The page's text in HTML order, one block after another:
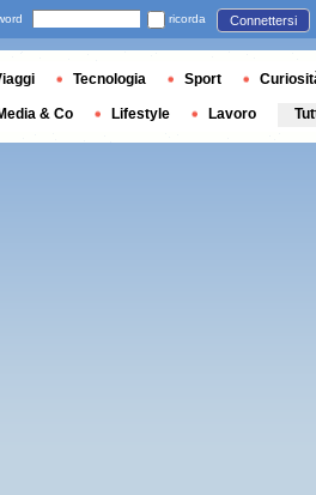
ricorda Connettersi
Tecnologia Sport
& Co Lifestyle Lavoro